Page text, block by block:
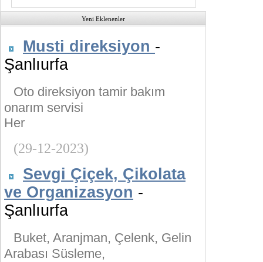
Yeni Eklenenler
Musti direksiyon -
Şanlıurfa
Oto direksiyon tamir bakım
onarım servisi
Her
(29-12-2023)
Sevgi Çiçek, Çikolata
ve Organizasyon -
Şanlıurfa
Buket, Aranjman, Çelenk, Gelin
Arabası Süsleme,